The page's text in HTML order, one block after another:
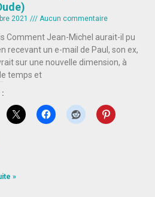
2021 Aucun commentaire
Comment Jean-Michel aurait-il pu
recevant un e-mail de Paul, son ex,
sur une nouvelle dimension, à
temps et
:
»